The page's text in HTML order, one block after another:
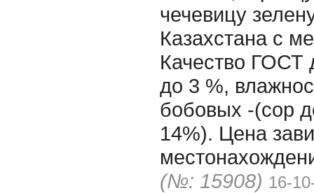
чечевицу
Казахстана с
Качество ГОСТ
до 3 %,
бобовых -(сор
14%). Цена
(№: 15908) 16-